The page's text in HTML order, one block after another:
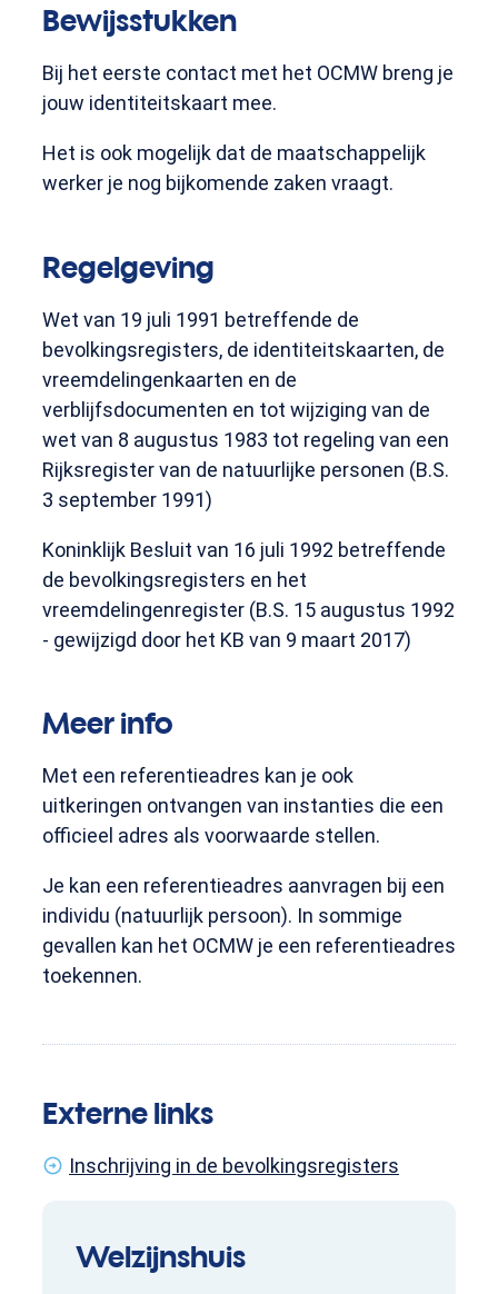
Bewijsstukken
Bij het eerste contact met het OCMW breng je
jouw identiteitskaart mee.
Het is ook mogelijk dat de maatschappelijk
werker je nog bijkomende zaken vraagt.
Regelgeving
Wet van 19 juli 1991 betreffende de
bevolkingsregisters, de identiteitskaarten, de
vreemdelingenkaarten en de
verblijfsdocumenten en tot wijziging van de
wet van 8 augustus 1983 tot regeling van een
Rijksregister van de natuurlijke personen (B.S.
3 september 1991)
Koninklijk Besluit van 16 juli 1992 betreffende
de bevolkingsregisters en het
vreemdelingenregister (B.S. 15 augustus 1992
- gewijzigd door het KB van 9 maart 2017)
Meer info
Met een referentieadres kan je ook
uitkeringen ontvangen van instanties die een
officieel adres als voorwaarde stellen.
Je kan een referentieadres aanvragen bij een
individu (natuurlijk persoon). In sommige
gevallen kan het OCMW je een referentieadres
toekennen.
Externe links
Inschrijving in de bevolkingsregisters
Contact
Welzijnshuis